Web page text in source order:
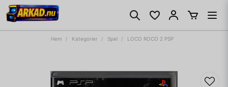
Hem Kategorier Spel LOCO ROCO 2 PSP